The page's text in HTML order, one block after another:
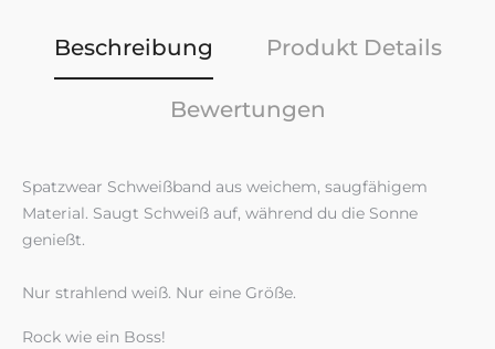
Beschreibung Produkt Details
Bewertungen
Spatzwear Schweißband aus weichem, saugfähigem
Material. Saugt Schweiß auf, während du die Sonne
genießt.
Nur strahlend weiß. Nur eine Größe.
Rock wie ein Boss!